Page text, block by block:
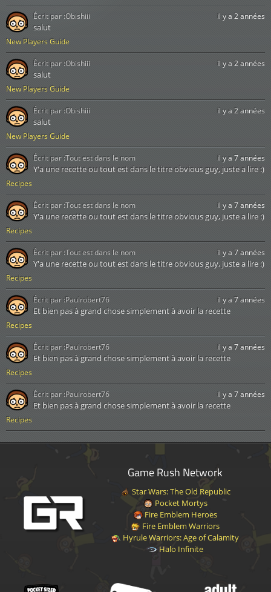
New Players Guide
il y a 2 années
salut
Écrit par :Obishiii
New Players Guide
il y a 2 années
salut
Écrit par :Obishiii
New Players Guide
il y a 2 années
salut
Écrit par :Obishiii
Recipes
il y a 7 années
Y'a une recette ou tout est dans le titre obvious guy, juste a lire :)
Écrit par :Tout est dans le nom
Recipes
il y a 7 années
Y'a une recette ou tout est dans le titre obvious guy, juste a lire :)
Écrit par :Tout est dans le nom
Recipes
il y a 7 années
Y'a une recette ou tout est dans le titre obvious guy, juste a lire :)
Écrit par :Tout est dans le nom
Recipes
il y a 7 années
Et bien pas à grand chose simplement à avoir la recette
Écrit par :Paulrobert76
Recipes
il y a 7 années
Et bien pas à grand chose simplement à avoir la recette
Écrit par :Paulrobert76
Recipes
il y a 7 années
Et bien pas à grand chose simplement à avoir la recette
Écrit par :Paulrobert76
Game Rush Network
Star Wars: The Old Republic
Pocket Mortys
Fire Emblem Heroes
Fire Emblem Warriors
Hyrule Warriors: Age of Calamity
Halo Infinite